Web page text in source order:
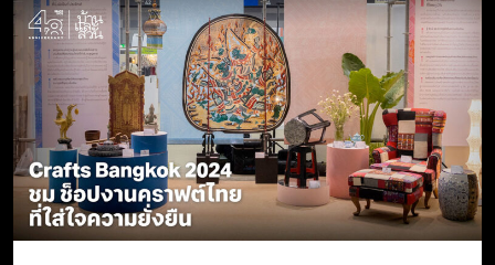
BANGKOK” สุดยอดนิทรรศการด้านอวกาศระดับโลกให้เกิดขึ้น
ครั้งแรกในไทยและในเอเชีย งานแถลงข่าวเปิดตัวนิทรรศการ
“Space Journey Bangkok” ณ ห้องสตูดิโอชั้น 5 สถานที่ index
creative village (ลำดับจากซ้ายไปขวา) คุณเกรียงกานต์ กาญ
จนะโภคิน ประธานเจ้าหน้าที่บริหารร่วม บริษัทอินเด็กซ์ ครีเอทีฟ
วิลเลจ จำกัด (มหาชน) คุณปิติภัทร บุรี ประธานเจ้าหน้าที่บริหารภิ
รัชบุรี กรุ๊ป […]